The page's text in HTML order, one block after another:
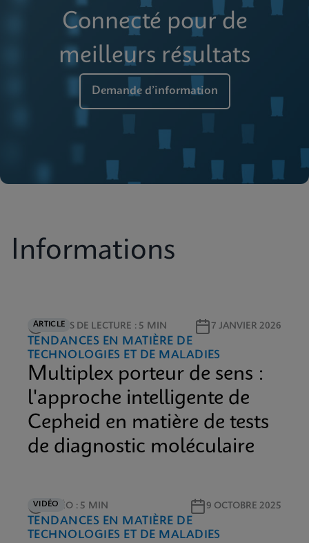
Connecté pour de
meilleurs résultats
Demande d’information
Informations
ARTICLE
TEMPS DE LECTURE : 5 MIN 7 JANVIER 2026
TENDANCES EN MATIÈRE DE
TECHNOLOGIES ET DE MALADIES
Multiplex porteur de sens :
l'approche intelligente de
Cepheid en matière de tests
de diagnostic moléculaire
VIDÉOVIDÉO : 5 MIN 9 OCTOBRE 2025
TENDANCES EN MATIÈRE DE
TECHNOLOGIES ET DE MALADIES